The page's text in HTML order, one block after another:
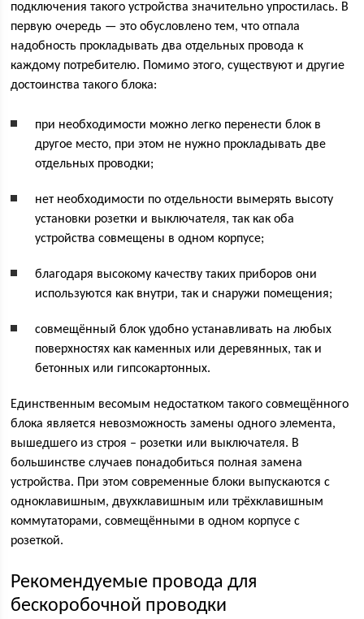
подключения такого устройства значительно упростилась. В
первую очередь — это обусловлено тем, что отпала
надобность прокладывать два отдельных провода к
каждому потребителю. Помимо этого, существуют и другие
достоинства такого блока:
при необходимости можно легко перенести блок в
другое место, при этом не нужно прокладывать две
отдельных проводки;
нет необходимости по отдельности вымерять высоту
установки розетки и выключателя, так как оба
устройства совмещены в одном корпусе;
благодаря высокому качеству таких приборов они
используются как внутри, так и снаружи помещения;
совмещённый блок удобно устанавливать на любых
поверхностях как каменных или деревянных, так и
бетонных или гипсокартонных.
Единственным весомым недостатком такого совмещённого
блока является невозможность замены одного элемента,
вышедшего из строя – розетки или выключателя. В
большинстве случаев понадобиться полная замена
устройства. При этом современные блоки выпускаются с
одноклавишным, двухклавишным или трёхклавишным
коммутаторами, совмещёнными в одном корпусе с
розеткой.
Рекомендуемые провода для
бескоробочной проводки